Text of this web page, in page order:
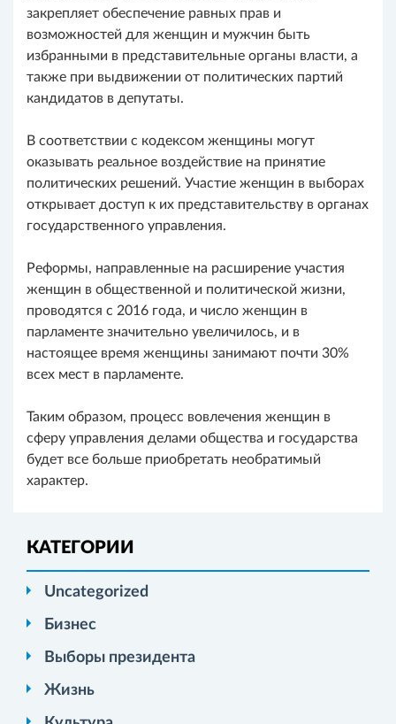
закрепляет обеспечение равных прав и
возможностей для женщин и мужчин быть
избранными в представительные органы власти, а
также при выдвижении от политических партий
кандидатов в депутаты.
В соответствии с кодексом женщины могут
оказывать реальное воздействие на принятие
политических решений. Участие женщин в выборах
открывает доступ к их представительству в органах
государственного управления.
Реформы, направленные на расширение участия
женщин в общественной и политической жизни,
проводятся с 2016 года, и число женщин в
парламенте значительно увеличилось, и в
настоящее время женщины занимают почти 30%
всех мест в парламенте.
Таким образом, процесс вовлечения женщин в
сферу управления делами общества и государства
будет все больше приобретать необратимый
характер.
КАТЕГОРИИ
Uncategorized
Бизнес
Выборы президента
Жизнь